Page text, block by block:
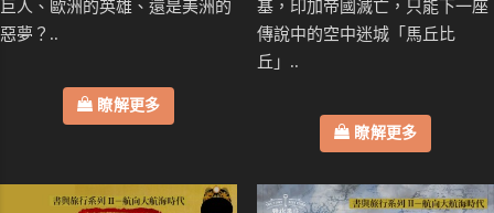
巨人、歐洲的英雄、還是美洲的
惡夢？..
瞭解更多
基，印加帝國滅亡，只能下一座
傳說中的空中迷城「馬丘比
丘」..
瞭解更多